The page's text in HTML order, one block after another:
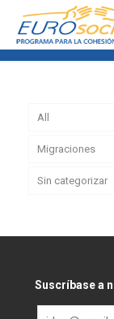
All
Migraciones
Sin categorizar
Suscríbase a